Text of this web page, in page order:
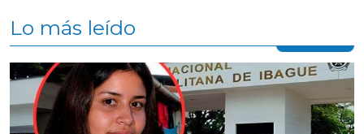
Lo más leído
Contenido multimedia principal